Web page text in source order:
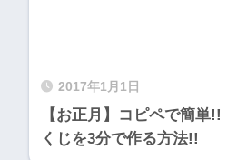
2017年1月1日
【お正月】コピペで簡単
くじを3分で作る方法!!